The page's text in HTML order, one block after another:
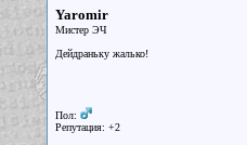
Yaromir
Мистер ЭЧ
Дейдраньку жалько!
Пол:
Репутация: +2